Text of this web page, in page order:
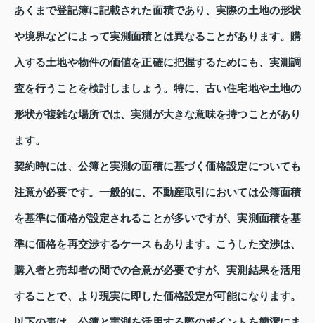
あくまで登記簿に記載された面積であり、実際の土地の形状
や境界などによって実測面積とは異なることがあります。購
入する土地や物件の価値を正確に把握するためにも、実測調
査を行うことを検討しましょう。特に、古い住宅地や土地の
形状が複雑な場所では、実測が大きな意味を持つことがあり
ます。
契約時には、公簿と実測の面積に基づく価格設定についても
注意が必要です。一般的に、不動産取引においては公簿面積
を基準に価格が設定されることが多いですが、実測面積を基
準に価格を再交渉するケースもあります。こうした交渉は、
購入者と売却者の間での合意が必要ですが、実測結果を活用
することで、より現実に即した価格設定が可能になります。